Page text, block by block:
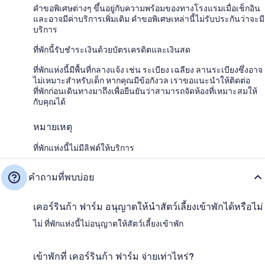
คำขอพิเศษต่างๆ ขึ้นอยู่กับความพร้อมของทางโรงแรมเมื่อเช็กอิน
และอาจมีค่าบริการเพิ่มเติม คำขอพิเศษเหล่านี้ไม่รับประกันว่าจะมี
บริการ
ที่พักนี้รับชำระเงินด้วยบัตรเครดิตและเงินสด
ที่พักแห่งนี้มีพื้นที่กลางแจ้ง เช่น ระเบียง เฉลียง ลานระเบียงซึ่งอาจ
ไม่เหมาะสำหรับเด็ก หากคุณมีข้อกังวล เราขอแนะนำให้ติดต่อ
ที่พักก่อนเดินทางมาถึงเพื่อยืนยันว่าสามารถจัดห้องที่เหมาะสมให้
กับคุณได้
หมายเหตุ
ที่พักแห่งนี้ไม่มีลิฟต์ให้บริการ
คำถามที่พบบ่อย
เคอร์รินก้า ฟาร์ม อนุญาตให้นำสัตว์เลี้ยงเข้าพักได้หรือไม่
ไม่ ที่พักแห่งนี้ไม่อนุญาตให้สัตว์เลี้ยงเข้าพัก
เข้าพักที่ เคอร์รินก้า ฟาร์ม จ่ายเท่าไหร่?